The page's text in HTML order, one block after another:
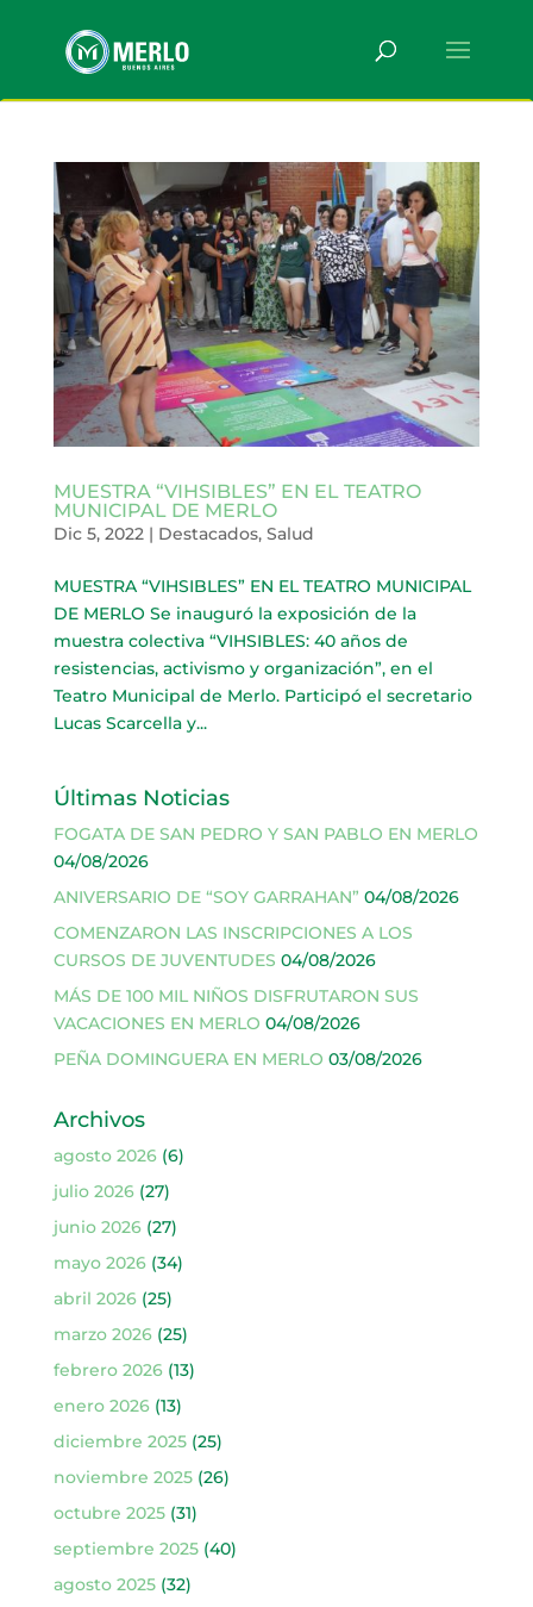
MUESTRA “VIHSIBLES” EN EL TEATRO
MUNICIPAL DE MERLO
Dic 5, 2022| Destacados, Salud
MUESTRA “VIHSIBLES” EN EL TEATRO MUNICIPAL
DE MERLO Se inauguró la exposición de la
muestra colectiva “VIHSIBLES: 40 años de
resistencias, activismo y organización”, en el
Teatro Municipal de Merlo. Participó el secretario
Lucas Scarcella y...
Últimas Noticias
FOGATA DE SAN PEDRO Y SAN PABLO EN MERLO
04/08/2026
ANIVERSARIO DE “SOY GARRAHAN” 04/08/2026
COMENZARON LAS INSCRIPCIONES A LOS
CURSOS DE JUVENTUDES 04/08/2026
MÁS DE 100 MIL NIÑOS DISFRUTARON SUS
VACACIONES EN MERLO 04/08/2026
PEÑA DOMINGUERA EN MERLO 03/08/2026
Archivos
agosto 2026(6)
julio 2026(27)
junio 2026(27)
mayo 2026(34)
abril 2026(25)
marzo 2026(25)
febrero 2026(13)
enero 2026(13)
diciembre 2025(25)
noviembre 2025(26)
octubre 2025(31)
septiembre 2025(40)
agosto 2025(32)